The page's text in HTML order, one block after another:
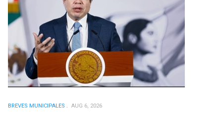
BREVES MUNICIPALES AUG 6, 2026